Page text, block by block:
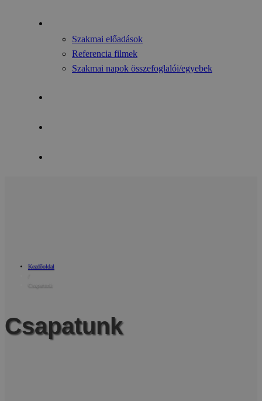
Szakmai előadások
Referencia filmek
Szakmai napok összefoglalói/egyebek
Kezdőoldal
Csapatunk
Csapatunk